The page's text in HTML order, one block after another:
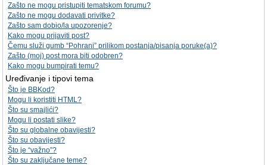
Zašto ne mogu pristupiti tematskom forumu?
Zašto ne mogu dodavati privitke?
Zašto sam dobio/la upozorenje?
Kako mogu prijaviti post?
Čemu služi gumb “Pohrani” prilikom postanja/pisanja poruke(a)?
Zašto (moj) post mora biti odobren?
Kako mogu bumpirati temu?
Uređivanje i tipovi tema
Što je BBKod?
Mogu li koristiti HTML?
Što su smajlići?
Mogu li postati slike?
Što su globalne obavijesti?
Što su obavijesti?
Što je “važno”?
Što su zaključane teme?